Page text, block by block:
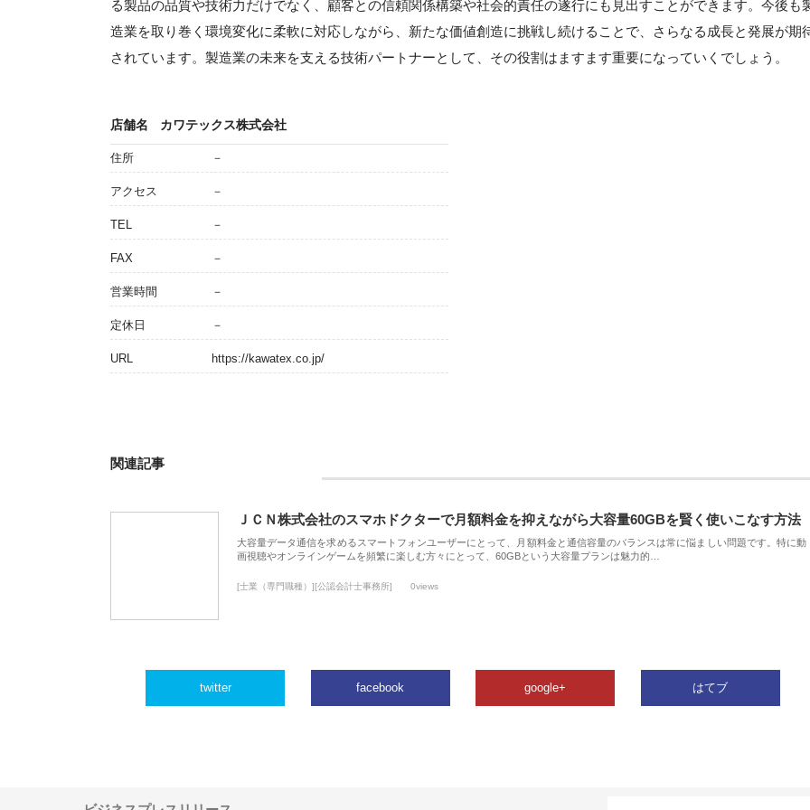
る製品の品質や技術力だけでなく、顧客との信頼関係構築や社会的責任の遂行にも見出すことができます。今後も
造業を取り巻く環境変化に柔軟に対応しながら、新たな価値創造に挑戦し続けることで、さらなる成長と発展が期
されています。製造業の未来を支える技術パートナーとして、その役割はますます重要になっていくでしょう。
店舗名 カワテックス株式会社
住所 －
アクセス －
TEL －
FAX －
営業時間 －
定休日 －
URL https://kawatex.co.jp/
関連記事
ＪＣＮ株式会社のスマホドクターで月額料金を抑えながら大容量60GBを賢く使いこなす方法
大容量データ通信を求めるスマートフォンユーザーにとって、月額料金と通信容量のバランスは常に悩ましい問題です。特に動
画視聴やオンラインゲームを頻繁に楽しむ方々にとって、60GBという大容量プランは魅力的…
[士業（専門職種）][公認会計士事務所] 0views
twitter facebook google+ はてブ